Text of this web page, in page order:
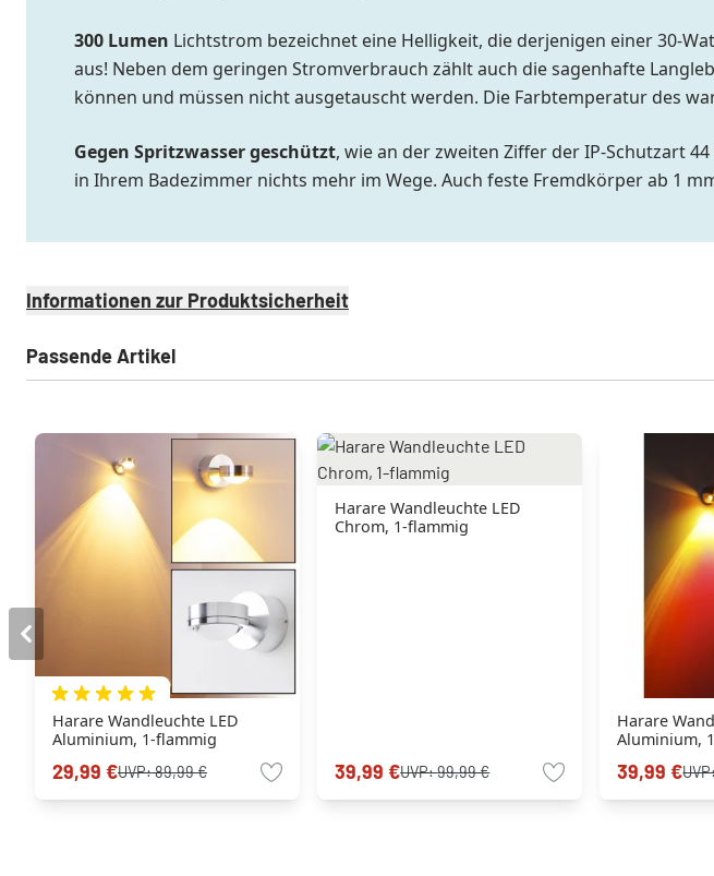
300 Lumen Lichtstrom bezeichnet eine Helligkeit, die derjenigen einer 30-
aus! Neben dem geringen Stromverbrauch zählt auch die sagenhafte
können und müssen nicht ausgetauscht werden. Die Farbtemperatur des
Gegen Spritzwasser geschützt, wie an der zweiten Ziffer der IP-Schutzart
in Ihrem Badezimmer nichts mehr im Wege. Auch feste Fremdkörper ab 1
Informationen zur Produktsicherheit
Passende Artikel
Harare Wandleuchte LED
Aluminium, 1-flammig
29,99 €UVP:89,99 €
Harare Wandleuchte LED
Chrom, 1-flammig
39,99 €UVP:99,99 €
Harare
Aluminium,
39,99 €